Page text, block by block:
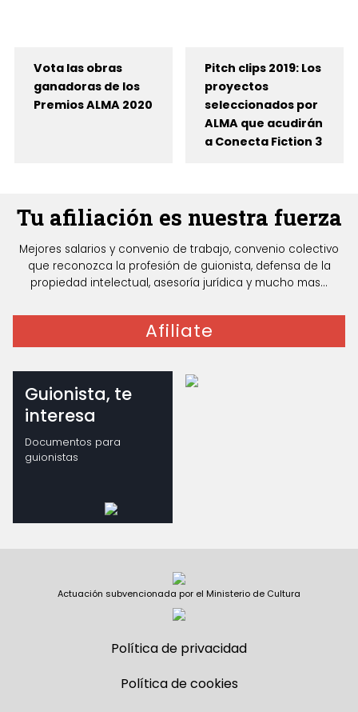
Vota las obras
ganadoras de los
Premios ALMA 2020
Pitch clips 2019: Los
proyectos
seleccionados por
ALMA que acudirán
a Conecta Fiction 3
Tu afiliación es nuestra fuerza
Mejores salarios y convenio de trabajo, convenio colectivo
que reconozca la profesión de guionista, defensa de la
propiedad intelectual, asesoría jurídica y mucho mas...
Afiliate
Guionista, te
interesa
Documentos para
guionistas
Actuación subvencionada por el Ministerio de Cultura
Política de privacidad
Política de cookies